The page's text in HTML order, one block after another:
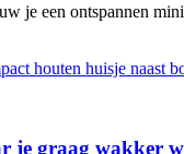
je een ontspannen
je graag wakker